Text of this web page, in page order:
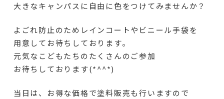
大きなキャンパスに自由に色をつけてみませんか？
よごれ防止のためレインコートやビニール手袋を
用意してお待ちしております。
元気なこどもたちのたくさんのご参加
お待ちしております(*^^*)
当日は、お得な価格で塗料販売も行いますので